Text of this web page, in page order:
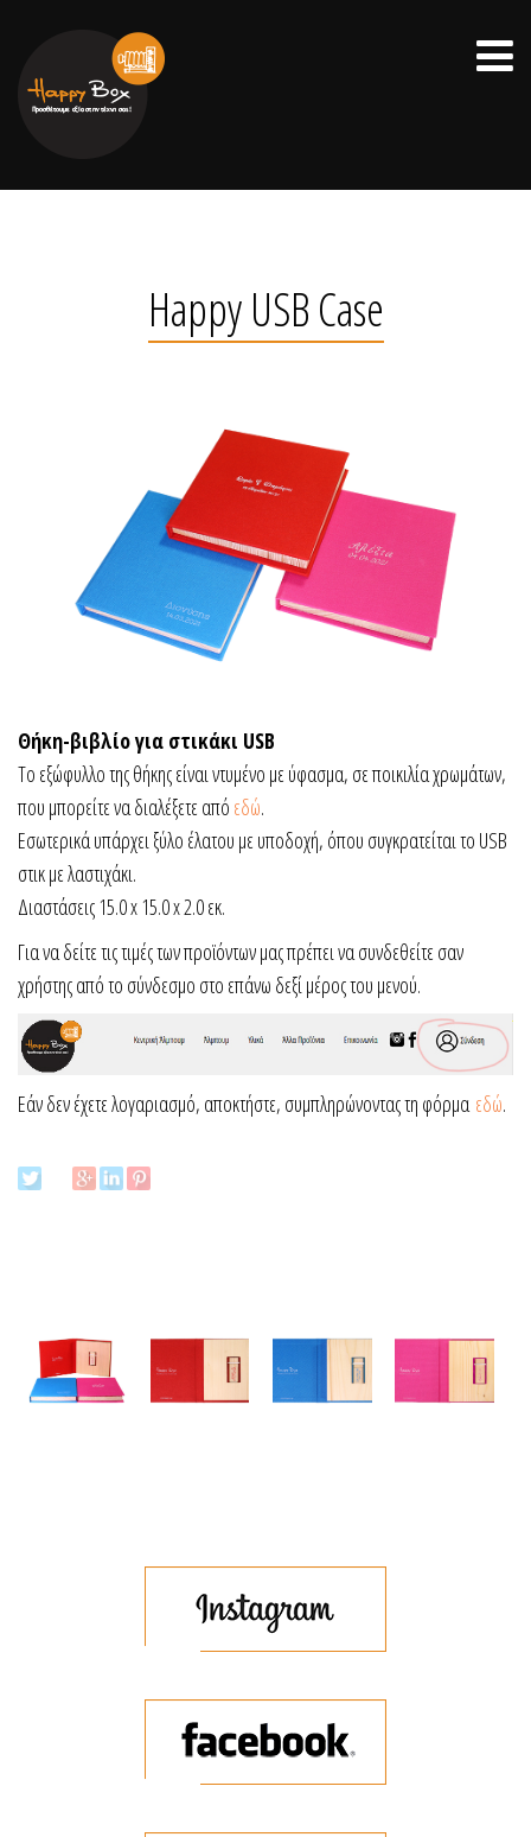
Happy USB Case
Θήκη-βιβλίο για στικάκι USB
Το εξώφυλλο της θήκης είναι ντυμένο με ύφασμα, σε ποικιλία χρωμάτων,
που μπορείτε να διαλέξετε από εδώ.
Εσωτερικά υπάρχει ξύλο έλατου με υποδοχή, όπου συγκρατείται το USB
στικ με λαστιχάκι.
Διαστάσεις 15.0 x 15.0 x 2.0 εκ.
Για να δείτε τις τιμές των προϊόντων μας πρέπει να συνδεθείτε σαν
χρήστης από το σύνδεσμο στο επάνω δεξί μέρος του μενού.
Εάν δεν έχετε λογαριασμό, αποκτήστε, συμπληρώνοντας τη φόρμα εδώ.